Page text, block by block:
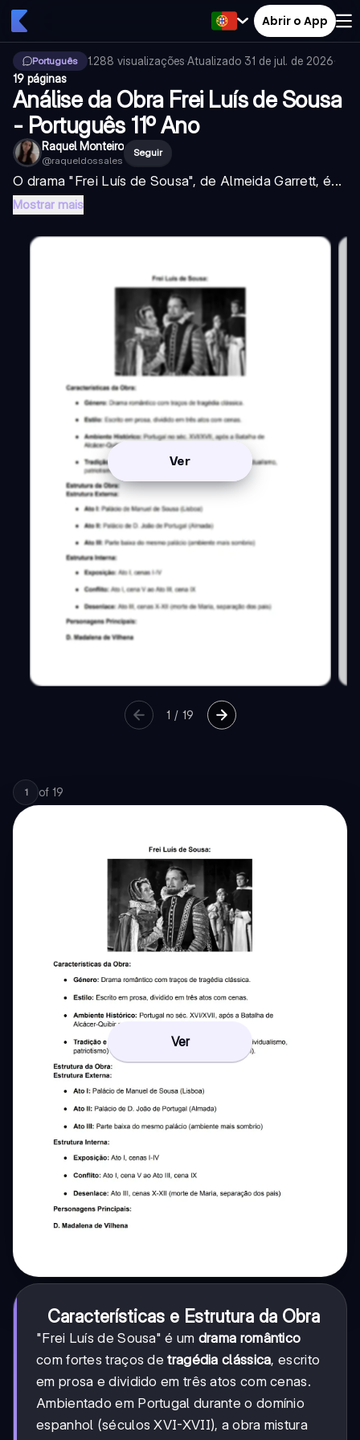
Abrir o App
Português 1.288 visualizações·Atualizado 31 de jul. de 2026·
19 páginas
Análise da Obra Frei Luís de Sousa
- Português 11º Ano
Raquel Monteiro
@raqueldossales
Seguir
O drama "Frei Luís de Sousa", de Almeida Garrett, é...
Mostrar mais
Ver
1 / 19
1 of 19
Ver
Características e Estrutura da Obra
"Frei Luís de Sousa" é um drama romântico
com fortes traços detragédia clássica, escrito
em prosa e dividido em três atos com cenas.
Ambientado em Portugal durante o domínio
espanhol (séculos XVI-XVII), a obra mistura